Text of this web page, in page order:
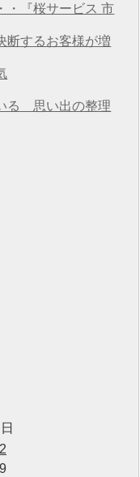
・『桜サービス 市
断するお客様が増
る 思い出の整理
日
2
9